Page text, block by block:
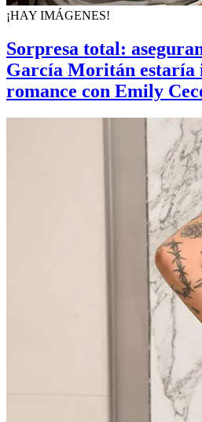
¡HAY IMÁGENES!
Sorpresa total:
García Moritán estaría
romance con Emily